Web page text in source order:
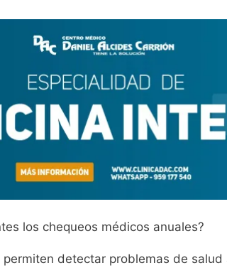
los chequeos médicos anuales?
permiten detectar problemas de